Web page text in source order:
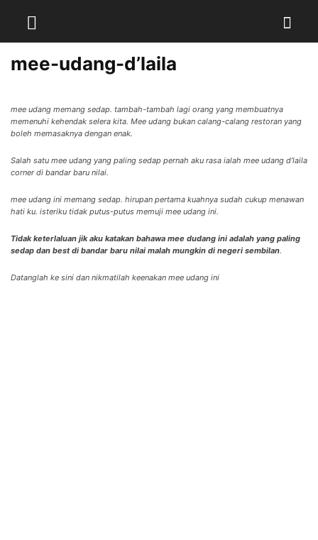
mee-udang-d’laila
mee udang memang sedap. tambah-tambah lagi orang yang membuatnya
memenuhi kehendak selera kita. Mee udang bukan calang-calang restoran yang
boleh memasaknya dengan enak.
Salah satu mee udang yang paling sedap pernah aku rasa ialah mee udang d’laila
corner di bandar baru nilai.
mee udang ini memang sedap. hirupan pertama kuahnya sudah cukup menawan
hati ku. isteriku tidak putus-putus memuji mee udang ini.
Tidak keterlaluan jik aku katakan bahawa mee dudang ini adalah yang paling
sedap dan best di bandar baru nilai malah mungkin di negeri sembilan.
Datanglah ke sini dan nikmatilah keenakan mee udang ini